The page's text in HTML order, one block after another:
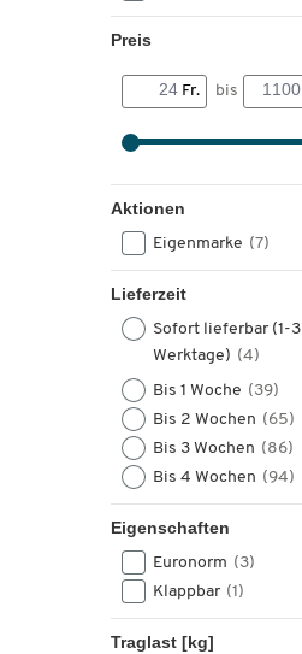
Preis
Fr. bis
Aktionen
Eigenmarke (7)
Lieferzeit
Sofort lieferbar (1-3
Werktage) (4)
Bis 1 Woche (39)
Bis 2 Wochen (65)
Bis 3 Wochen (86)
Bis 4 Wochen (94)
Eigenschaften
Euronorm (3)
Klappbar (1)
Traglast [kg]